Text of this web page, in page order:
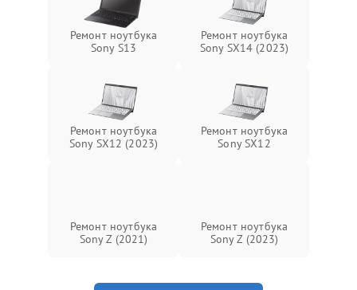
Ремонт ноутбука
Sony S13
Ремонт ноутбука
Sony SX14 (2023)
Ремонт ноутбука
Sony SX12 (2023)
Ремонт ноутбука
Sony SX12
Ремонт ноутбука
Sony Z (2021)
Ремонт ноутбука
Sony Z (2023)